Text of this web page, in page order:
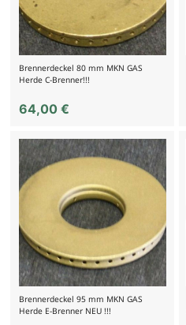
Brennerdeckel 80 mm MKN GAS
Herde C-Brenner!!!
64,00 €
Brennerdeckel 95 mm MKN GAS
Herde E-Brenner NEU !!!